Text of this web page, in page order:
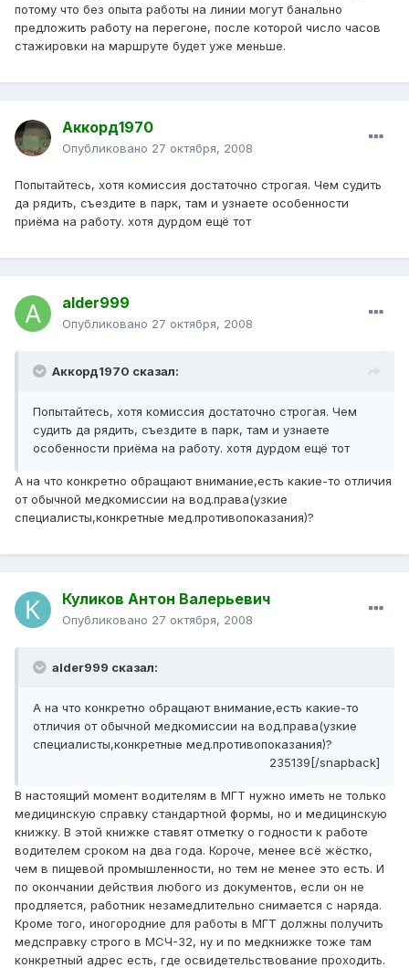
потому что без опыта работы на линии могут банально
предложить работу на перегоне, после которой число часов
стажировки на маршруте будет уже меньше.
Аккорд1970
Опубликовано 27 октября, 2008
Попытайтесь, хотя комиссия достаточно строгая. Чем судить
да рядить, съездите в парк, там и узнаете особенности
приёма на работу. хотя дурдом ещё тот
alder999
Опубликовано 27 октября, 2008
Аккорд1970 сказал:
Попытайтесь, хотя комиссия достаточно строгая. Чем
судить да рядить, съездите в парк, там и узнаете
особенности приёма на работу. хотя дурдом ещё тот
А на что конкретно обращают внимание,есть какие-то отличия
от обычной медкомиссии на вод.права(узкие
специалисты,конкретные мед.противопоказания)?
Куликов Антон Валерьевич
Опубликовано 27 октября, 2008
alder999 сказал:
А на что конкретно обращают внимание,есть какие-то
отличия от обычной медкомиссии на вод.права(узкие
специалисты,конкретные мед.противопоказания)?
235139[/snapback]
В настоящий момент водителям в МГТ нужно иметь не только
медицинскую справку стандартной формы, но и медицинскую
книжку. В этой книжке ставят отметку о годности к работе
водителем сроком на два года. Короче, менее всё жёстко,
чем в пищевой промышленности, но тем не менее это есть. И
по окончании действия любого из документов, если он не
продляется, работник незамедлительно снимается с наряда.
Кроме того, иногородние для работы в МГТ должны получить
медсправку строго в МСЧ-32, ну и по медкнижке тоже там
конкретный адрес есть, где освидетельствование проходить.